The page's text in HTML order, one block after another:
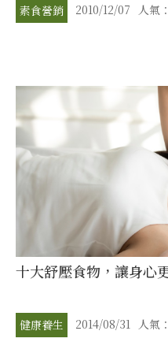
素食營銷 2010/12/07 人氣
十大舒壓食物，讓身心
健康養生 2014/08/31 人氣